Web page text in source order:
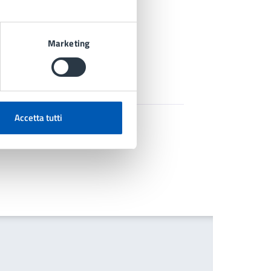
Marketing
Accetta tutti